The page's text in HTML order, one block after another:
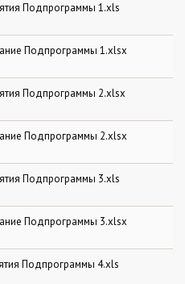
Подпрограммы 1.xls
Подпрограммы 1.xlsx
Подпрограммы 2.xlsx
Подпрограммы 2.xlsx
Подпрограммы 3.xls
Подпрограммы 3.xlsx
Подпрограммы 4.xls